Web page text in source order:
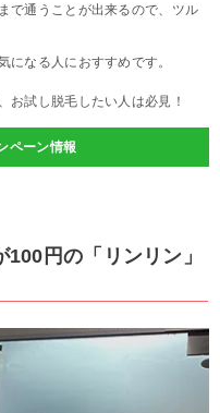
で通うことが出来るので、ツル
になる人におすすめです。
お試し脱毛したい人は必見！
ペーン情報
円の「リンリン」